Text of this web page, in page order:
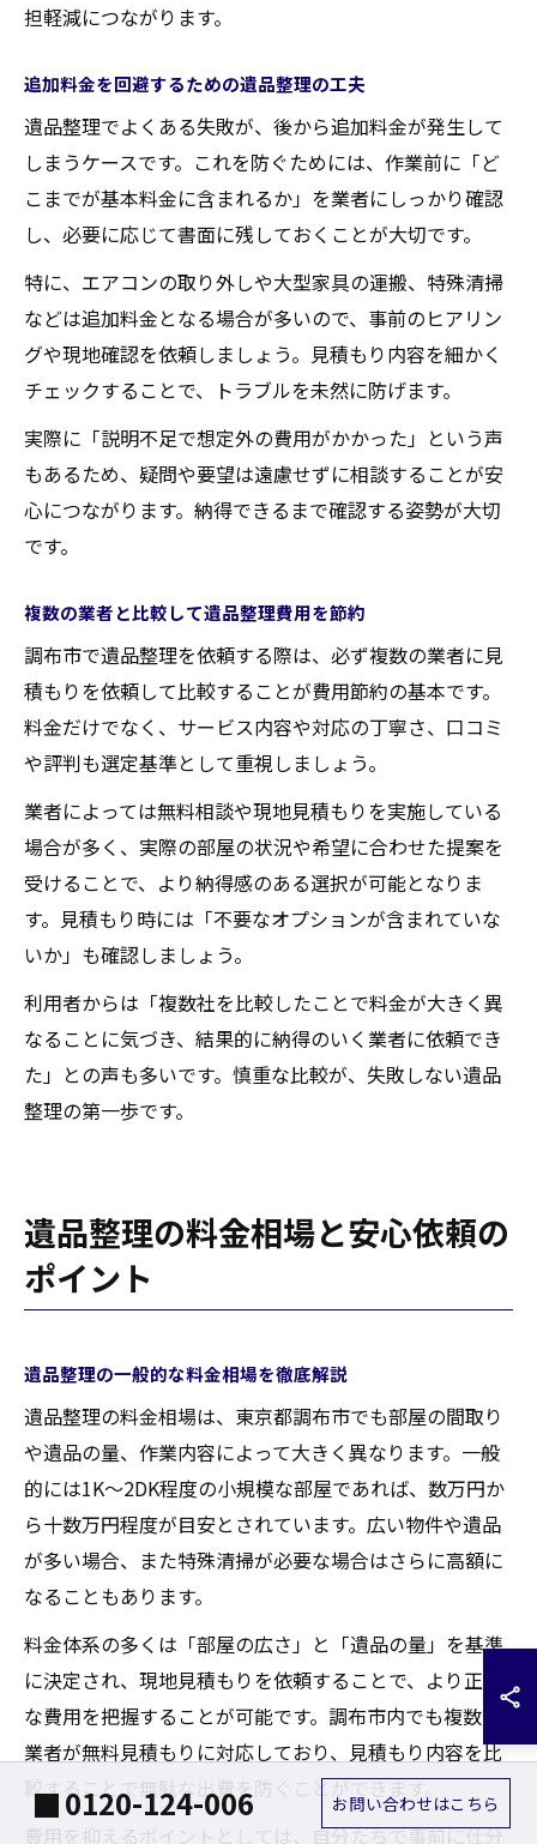
担軽減につながります。
追加料金を回避するための遺品整理の工夫
遺品整理でよくある失敗が、後から追加料金が発生して
しまうケースです。これを防ぐためには、作業前に「ど
こまでが基本料金に含まれるか」を業者にしっかり確認
し、必要に応じて書面に残しておくことが大切です。
特に、エアコンの取り外しや大型家具の運搬、特殊清掃
などは追加料金となる場合が多いので、事前のヒアリン
グや現地確認を依頼しましょう。見積もり内容を細かく
チェックすることで、トラブルを未然に防げます。
実際に「説明不足で想定外の費用がかかった」という声
もあるため、疑問や要望は遠慮せずに相談することが安
心につながります。納得できるまで確認する姿勢が大切
です。
複数の業者と比較して遺品整理費用を節約
調布市で遺品整理を依頼する際は、必ず複数の業者に見
積もりを依頼して比較することが費用節約の基本です。
料金だけでなく、サービス内容や対応の丁寧さ、口コミ
や評判も選定基準として重視しましょう。
業者によっては無料相談や現地見積もりを実施している
場合が多く、実際の部屋の状況や希望に合わせた提案を
受けることで、より納得感のある選択が可能となりま
す。見積もり時には「不要なオプションが含まれていな
いか」も確認しましょう。
利用者からは「複数社を比較したことで料金が大きく異
なることに気づき、結果的に納得のいく業者に依頼でき
た」との声も多いです。慎重な比較が、失敗しない遺品
整理の第一歩です。
遺品整理の料金相場と安心依頼の
ポイント
遺品整理の一般的な料金相場を徹底解説
遺品整理の料金相場は、東京都調布市でも部屋の間取り
や遺品の量、作業内容によって大きく異なります。一般
的には1K～2DK程度の小規模な部屋であれば、数万円か
ら十数万円程度が目安とされています。広い物件や遺品
が多い場合、また特殊清掃が必要な場合はさらに高額に
なることもあります。
料金体系の多くは「部屋の広さ」と「遺品の量」を基準
に決定され、現地見積もりを依頼することで、より正確
な費用を把握することが可能です。調布市内でも複数の
業者が無料見積もりに対応しており、見積もり内容を比
較することで無駄な出費を防ぐことができます。
費用を抑えるポイントとしては、自分たちで事前に仕分
0120-124-006 お問い合わせはこちら